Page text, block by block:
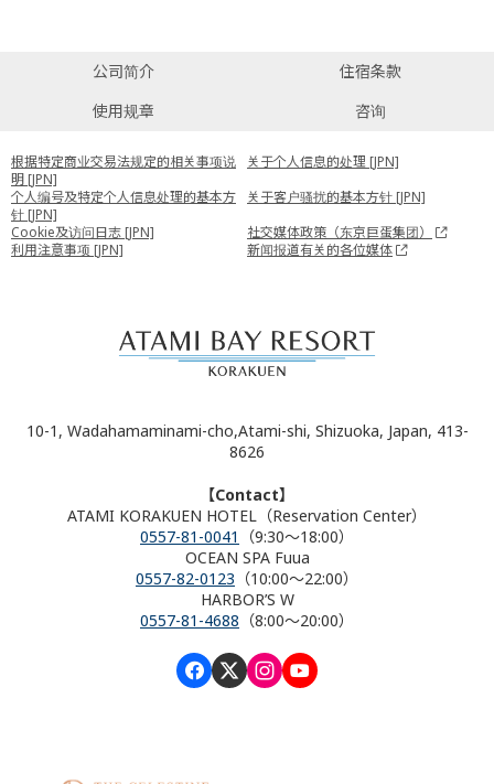
公司简介
住宿条款
使用规章
咨询
根据特定商业交易法规定的相关事项说
明 [JPN]
关于个人信息的处理 [JPN]
个人编号及特定个人信息处理的基本方
针 [JPN]
关于客户骚扰的基本方针 [JPN]
Cookie及访问日志 [JPN]
社交媒体政策（东京巨蛋集团）
利用注意事项 [JPN]
新闻报道有关的各位媒体
10-1, Wadahamaminami-cho,Atami-shi, Shizuoka, Japan, 413-
8626
【Contact】
ATAMI KORAKUEN HOTEL（Reservation Center）
0557-81-0041
（9:30～18:00）
OCEAN SPA Fuua
0557-82-0123 （10:00～22:00）
HARBOR’S W
0557-81-4688 （8:00～20:00）